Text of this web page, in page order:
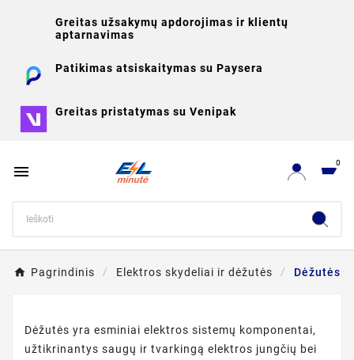
Greitas užsakymų apdorojimas ir klientų
aptarnavimas
Patikimas atsiskaitymas su Paysera
Greitas pristatymas su Venipak
 0
Pagrindinis Elektros skydeliai ir dėžutės Dėžutės
Dėžutės yra esminiai elektros sistemų komponentai,
užtikrinantys saugų ir tvarkingą elektros jungčių bei